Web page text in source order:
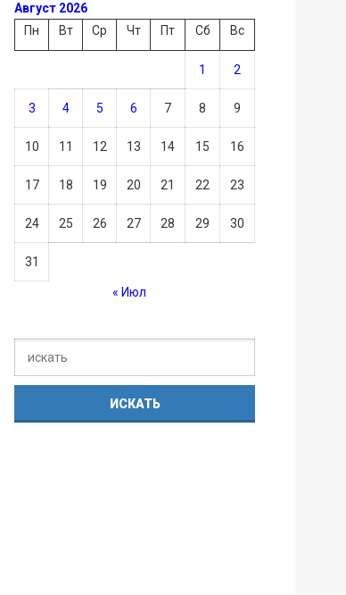
Август 2026
Пн
Вт Ср Чт Пт Сб Вс
1 2
3 4 5 6 7 8 9
10 11 12 13 14 15 16
17 18 19 20 21 22 23
24 25 26 27 28 29 30
31
« Июл